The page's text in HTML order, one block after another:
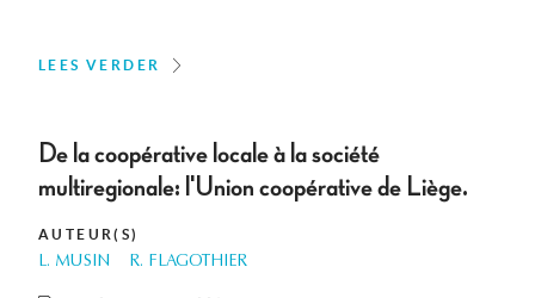
LEES VERDER
De la coopérative locale à la société
multiregionale: l'Union coopérative de Liège.
AUTEUR(S)
L. MUSIN R. FLAGOTHIER